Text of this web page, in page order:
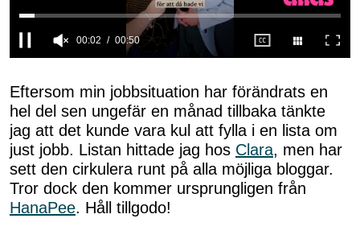
of
50
seconds
Eftersom min jobbsituation har förändrats en
hel del sen ungefär en månad tillbaka tänkte
jag att det kunde vara kul att fylla i en lista om
just jobb. Listan hittade jag hos Clara, men har
sett den cirkulera runt på alla möjliga bloggar.
Tror dock den kommer ursprungligen från
HanaPee. Håll tillgodo!